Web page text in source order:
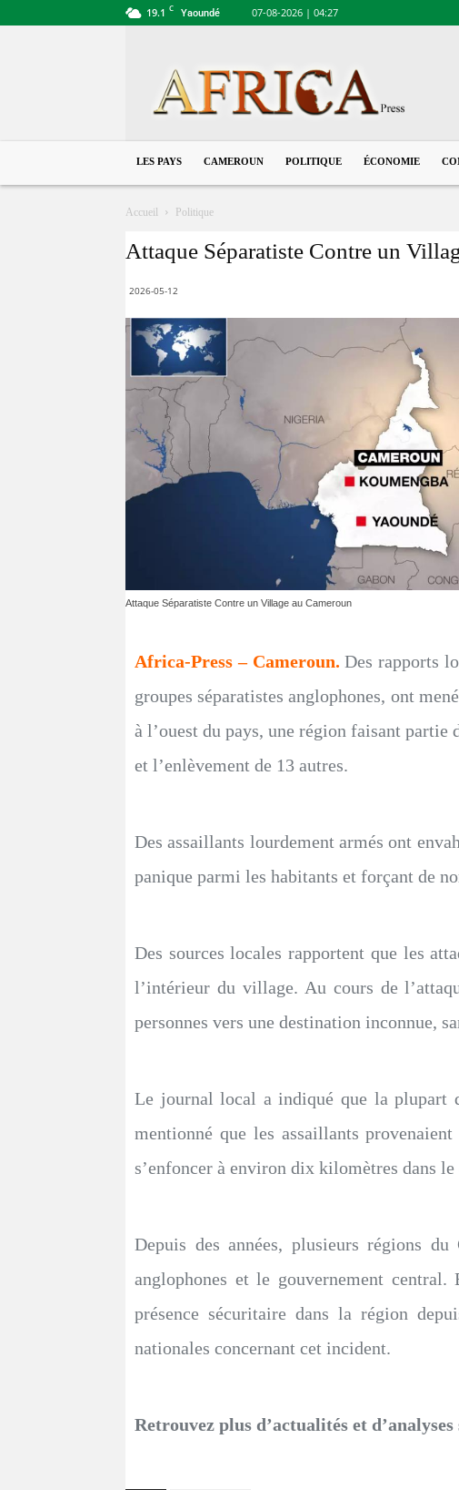
19.1 C Yaoundé 07-08-2026 | 04:27
LES PAYS CAMEROUN POLITIQUE ÉCONOMIE
Accueil Politique
Attaque Séparatiste Contre un
2026-05-12
Attaque Séparatiste Contre un Village au Cameroun
Africa-Press – Cameroun.Des rapports
groupes séparatistes anglophones, ont
à l’ouest du pays, une région faisant partie
et l’enlèvement de 13 autres.
Des assaillants lourdement armés ont
panique parmi les habitants et forçant de
Des sources locales rapportent que les
l’intérieur du village. Au cours de
personnes vers une destination inconnue,
Le journal local a indiqué que la plupart
mentionné que les assaillants
s’enfoncer à environ dix kilomètres dans
Depuis des années, plusieurs régions
anglophones et le gouvernement
présence sécuritaire dans la région
nationales concernant cet incident.
Retrouvez plus d’actualités et d’analyses